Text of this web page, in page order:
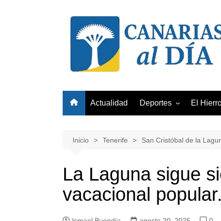
Actualidad Deportes
Unión Deportiva Las
El
Inicio Tenerife San Cristóbal de la
La Laguna sigue
vacacional popular.